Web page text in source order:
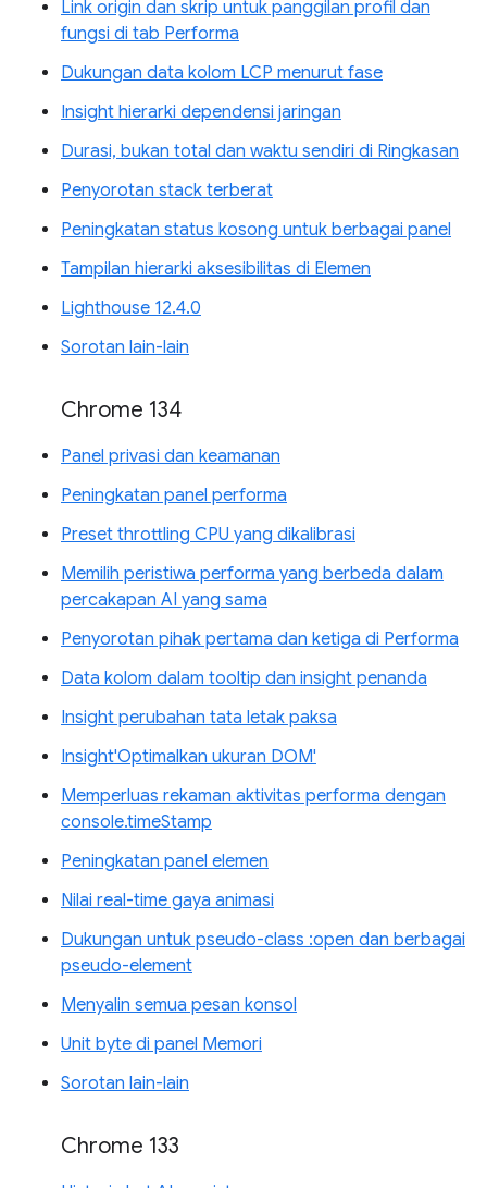
Link origin dan skrip untuk panggilan profil dan
fungsi di tab Performa
Dukungan data kolom LCP menurut fase
Insight hierarki dependensi jaringan
Durasi, bukan total dan waktu sendiri di Ringkasan
Penyorotan stack terberat
Peningkatan status kosong untuk berbagai panel
Tampilan hierarki aksesibilitas di Elemen
Lighthouse 12.4.0
Sorotan lain-lain
Chrome 134
Panel privasi dan keamanan
Peningkatan panel performa
Preset throttling CPU yang dikalibrasi
Memilih peristiwa performa yang berbeda dalam
percakapan AI yang sama
Penyorotan pihak pertama dan ketiga di Performa
Data kolom dalam tooltip dan insight penanda
Insight perubahan tata letak paksa
Insight'Optimalkan ukuran DOM'
Memperluas rekaman aktivitas performa dengan
console.timeStamp
Peningkatan panel elemen
Nilai real-time gaya animasi
Dukungan untuk pseudo-class :open dan berbagai
pseudo-element
Menyalin semua pesan konsol
Unit byte di panel Memori
Sorotan lain-lain
Chrome 133